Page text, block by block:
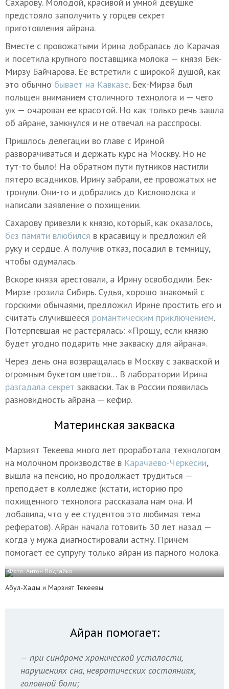
предстояло заполучить у горцев секрет
приготовления айрана.
Вместе с провожатыми Ирина добралась до Карачая
и посетила крупного поставщика молока — князя Бек-
Мирзу Байчарова. Ее встретили с широкой душой, как
это обычно бывает на Кавказе. Бек-Мирза был
польщен вниманием столичного технолога и — чего
уж — очарован ее красотой. Но как только речь зашла
об айране, замкнулся и не отвечал на расспросы.
Пришлось делегации во главе с Ириной
разворачиваться и держать курс на Москву. Но не
тут-то было! На обратном пути путников настигли
пятеро всадников. Ирину забрали, ее провожатых не
тронули. Они-то и добрались до Кисловодска и
написали заявление о похищении.
Сахарову привезли к князю, который, как оказалось,
без памяти влюбился в красавицу и предложил ей
руку и сердце. А получив отказ, посадил в темницу,
чтобы одумалась.
Вскоре князя арестовали, а Ирину освободили. Бек-
Мирзе грозила Сибирь. Судья, хорошо знакомый с
горскими обычаями, предложил Ирине простить его и
считать случившееся романтическим приключением.
Потерпевшая не растерялась: «Прощу, если князю
будет угодно подарить мне закваску для айрана».
Через день она возвращалась в Москву с закваской и
огромным букетом цветов… В лаборатории Ирина
разгадала секрет закваски. Так в России появилась
разновидность айрана — кефир.
Материнская закваска
Марзият Текеева много лет проработала технологом
на молочном производстве в Карачаево-Черкесии,
вышла на пенсию, но продолжает трудиться —
преподает в колледже (кстати, историю про
похищенного технолога рассказала нам она. И
добавила, что у ее студентов это любимая тема
рефератов). Айран начала готовить 30 лет назад —
когда у мужа диагностировали астму. Причем
помогает ее супругу только айран из парного молока.
Фото: Антон Подгайко
Абул-Хады и Марзият Текеевы
Айран помогает:
— при синдроме хронической усталости,
нарушениях сна, невротических состояниях,
головной боли;